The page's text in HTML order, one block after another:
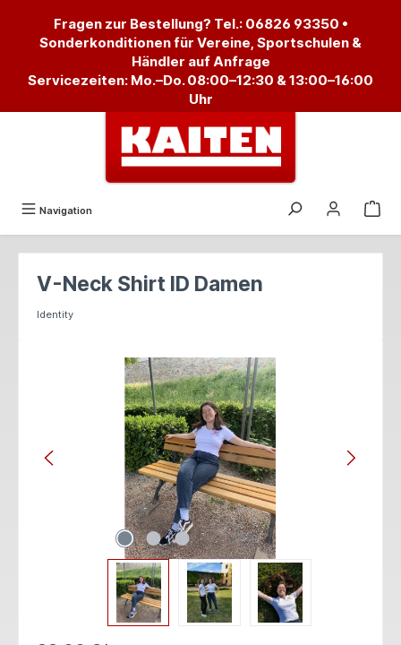
Fragen zur Bestellung? Tel.: 06826 93350 •
Sonderkonditionen für Vereine, Sportschulen &
Händler auf Anfrage
Servicezeiten: Mo.–Do. 08:00–12:30 & 13:00–16:00
Uhr
Navigation
V-Neck Shirt ID Damen
Identity
Bildergalerie überspringen